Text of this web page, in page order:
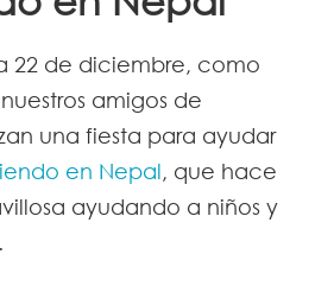
22 de diciembre, como
amigos de
una fiesta para ayudar
en Nepal, que hace
ayudando a niños y